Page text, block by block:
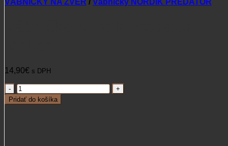
VÁBNIČKY NA ZVER / Vábničky NORDIK PREDATOR
14,90€ s DPH
množstvo
Vábnička
Nordik
Pridať do košíka